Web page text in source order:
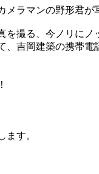
ラマンの野形君が
撮る、今ノリにノ
吉岡建築の携帯電
ます。